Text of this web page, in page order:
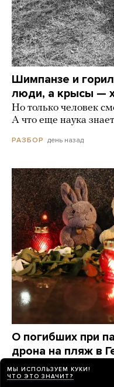
Шимпанзе и
люди, а крысы —
Но только человек
А что еще наука
РАЗБОР день назад
О погибших при
дрона на пляж в
известно крайне
узнать о жертвах
МЫ ИСПОЛЬЗУЕМ КУКИ!
ЧТО ЭТО ЗНАЧИТ?